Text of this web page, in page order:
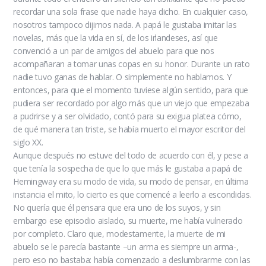
recordar una sola frase que nadie haya dicho. En cualquier caso,
nosotros tampoco dijimos nada. A papá le gustaba imitar las
novelas, más que la vida en sí, de los irlandeses, así que
convenció a un par de amigos del abuelo para que nos
acompañaran a tomar unas copas en su honor. Durante un rato
nadie tuvo ganas de hablar. O simplemente no hablamos. Y
entonces, para que el momento tuviese algún sentido, para que
pudiera ser recordado por algo más que un viejo que empezaba
a pudrirse y a ser olvidado, contó para su exigua platea cómo,
de qué manera tan triste, se había muerto el mayor escritor del
siglo XX.
Aunque después no estuve del todo de acuerdo con él, y pese a
que tenía la sospecha de que lo que más le gustaba a papá de
Hemingway era su modo de vida, su modo de pensar, en última
instancia el mito, lo cierto es que comencé a leerlo a escondidas.
No quería que él pensara que era uno de los suyos, y sin
embargo ese episodio aislado, su muerte, me había vulnerado
por completo. Claro que, modestamente, la muerte de mi
abuelo se le parecía bastante –un arma es siempre un arma-,
pero eso no bastaba: había comenzado a deslumbrarme con las